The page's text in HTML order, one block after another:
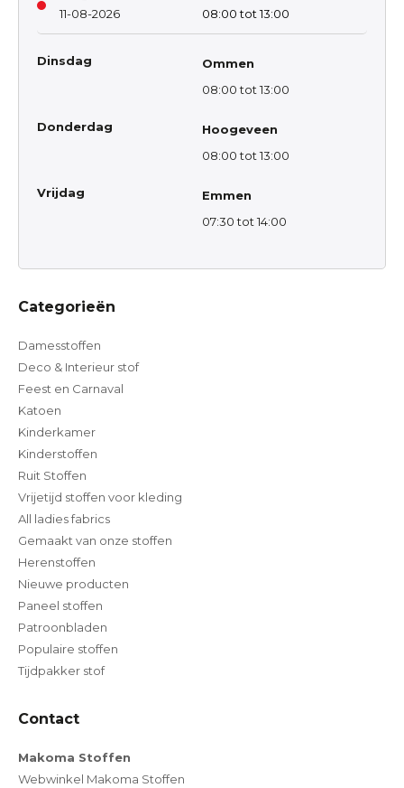
11-08-2026
08:00 tot 13:00
Dinsdag
Ommen
08:00 tot 13:00
Donderdag
Hoogeveen
08:00 tot 13:00
Vrijdag
Emmen
07:30 tot 14:00
Categorieën
Damesstoffen
Deco & Interieur stof
Feest en Carnaval
Katoen
Kinderkamer
Kinderstoffen
Ruit Stoffen
Vrijetijd stoffen voor kleding
All ladies fabrics
Gemaakt van onze stoffen
Herenstoffen
Nieuwe producten
Paneel stoffen
Patroonbladen
Populaire stoffen
Tijdpakker stof
Contact
Makoma Stoffen
Webwinkel Makoma Stoffen